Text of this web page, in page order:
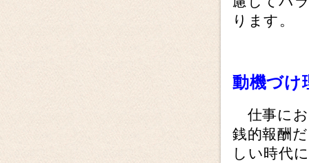
ります。
動機づけ
仕事にお
銭的報酬
しい時代